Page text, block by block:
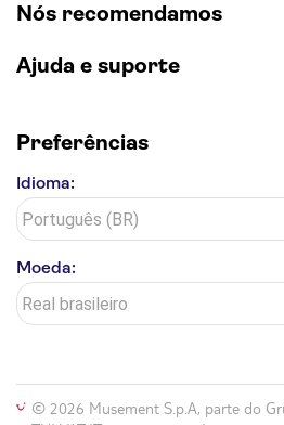
Nós recomendamos
Ajuda e suporte
Preferências
Idioma:
Moeda:
© 2026 Musement S.p.A, parte do